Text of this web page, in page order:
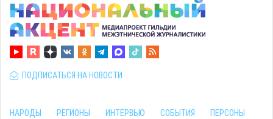
ПОДПИСАТЬСЯ НА НОВОСТИ
НАРОДЫ РЕГИОНЫ ИНТЕРВЬЮ СОБЫТИЯ
ПЕРСОНЫ